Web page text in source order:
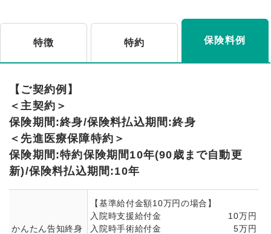
特徴 特約 保険料例
【ご契約例】
＜主契約＞
保険期間:終身/保険料払込期間:終身
＜先進医療保障特約＞
保険期間:特約保険期間10年(90歳まで自動更
新)/保険料払込期間:10年
かんたん告知終身
【基準給付金額10万円の場合】
入院時支援給付金
10万円
入院時手術給付金
5万円